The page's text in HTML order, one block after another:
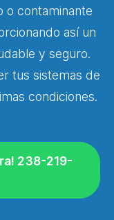
o contaminante
así un
y seguro.
tus sistemas de
condiciones.
238-219-